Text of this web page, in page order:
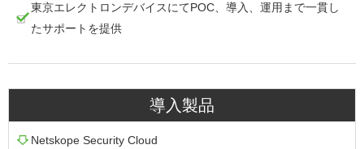
東京エレクトロンデバイスにてPOC、導入、運用まで一貫し
たサポートを提供
導入製品
Netskope Security Cloud